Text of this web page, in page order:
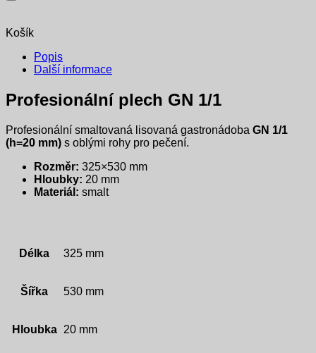
Košík
Popis
Další informace
Profesionální plech GN 1/1
Profesionální smaltovaná lisovaná gastronádoba GN 1/1
(h=20 mm) s oblými rohy pro pečení.
Rozměr: 325×530 mm
Hloubky: 20 mm
Materiál: smalt
Délka 325 mm
Šířka 530 mm
Hloubka 20 mm